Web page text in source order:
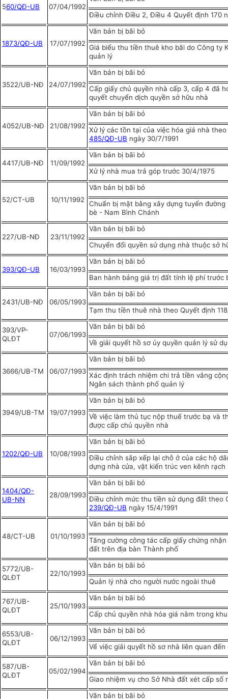
560/QĐ-UB 07/04/1992
Điều chỉnh Điều 2, Điều 4 Quyết định 170
1873/QĐ-UB 17/07/1992
Văn bản bị bãi bỏ
Giá biểu thu tiền thuê kho bãi do Công ty
quản lý
3522/UB-NĐ 24/07/1992
Văn bản bị bãi bỏ
Cấp giấy chủ quyền nhà cấp 3, cấp 4 đã
quyết chuyển dịch quyền sở hữu nhà
4052/UB-NĐ 21/08/1992
Văn bản bị bãi bỏ
Xử lý các tồn tại của việc hóa giá nhà
485/QĐ-UB ngày 30/7/1991
4417/UB-NĐ 11/09/1992
Văn bản bị bãi bỏ
Xử lý nhà mua trả góp trước 30/4/1975
52/CT-UB 10/11/1992
Văn bản bị bãi bỏ
Chuẩn bị mặt bằng xây dựng tuyến đường
bè - Nam Bình Chánh
227/UB-NĐ 23/11/1992
Văn bản bị bãi bỏ
Chuyển đổi quyền sử dụng nhà thuộc sở
393/QĐ-UB 16/03/1993
Văn bản bị bãi bỏ
Ban hành bảng giá trị đất tính lệ phí trước
2431/UB-NĐ 06/05/1993
Văn bản bị bãi bỏ
Tạm thu tiền thuê nhà theo Quyết định
393/VP-
QLĐT
07/06/1993
Văn bản bị bãi bỏ
Về giải quyết hồ sơ ủy quyền quản lý sử
3666/UB-TM 06/07/1993
Văn bản bị bãi bỏ
Xác định trách nhiệm chi trả tiền vắng
Ngân sách thành phố quản lý
3949/UB-TM 19/07/1993
Văn bản bị bãi bỏ
Về việc làm thủ tục nộp thuế trước bạ và
được cấp chủ quyền nhà
1202/QĐ-UB 10/08/1993
Văn bản bị bãi bỏ
Điều chỉnh sắp xếp lại chỗ ở của các hộ
dựng nhà cửa, vật kiến trúc ven kênh rạch
1404/QĐ-
UB-NN
28/09/1993
Văn bản bị bãi bỏ
Điều chỉnh mức thu tiền sử dụng đất theo
239/QĐ-UB ngày 15/4/1991
48/CT-UB 01/10/1993
Văn bản bị bãi bỏ
Tăng cường công tác cấp giấy chứng
đất trên địa bàn Thành phố
5772/UB-
QLĐT
22/10/1993
Văn bản bị bãi bỏ
Quản lý nhà cho người nước ngoài thuê
767/UB-
QLĐT
25/10/1993
Văn bản bị bãi bỏ
Cấp chủ quyền nhà hóa giá nằm trong
6553/UB-
QLĐT
06/12/1993
Văn bản bị bãi bỏ
Vể việc giải quyết hồ sơ nhà liên quan đến
587/UB-
QLĐT
05/02/1994
Văn bản bị bãi bỏ
Giao nhiệm vụ cho Sở Nhà đất xét cấp số
Văn bản bị bãi bỏ